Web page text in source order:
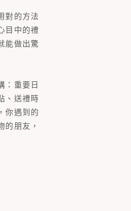
對的方法
目中的禮
能做出驚
：重要日
、送禮時
你遇到的
的朋友，